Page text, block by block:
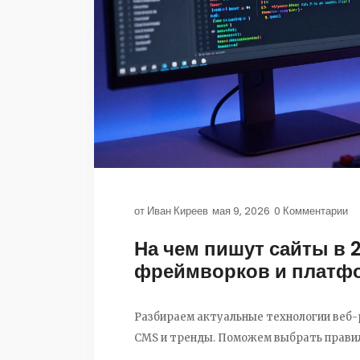
от Иван Киреев мая 9, 2026 0 Комментарии
На чем пишут сайты в
фреймворков и
Разбираем актуальные технологии
CMS и тренды. Поможем выбрать